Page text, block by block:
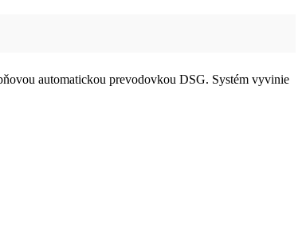
automatickou prevodovkou DSG. Systém vyvinie